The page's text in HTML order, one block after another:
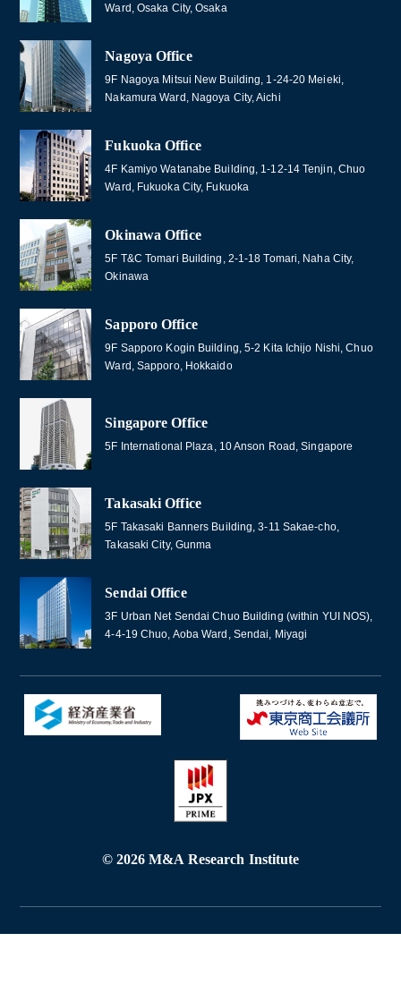
Ward, Osaka City, Osaka
Nagoya Office
9F Nagoya Mitsui New Building, 1-24-20 Meieki,
Nakamura Ward, Nagoya City, Aichi
Fukuoka Office
4F Kamiyo Watanabe Building, 1-12-14 Tenjin, Chuo
Ward, Fukuoka City, Fukuoka
Okinawa Office
5F T&C Tomari Building, 2-1-18 Tomari, Naha City,
Okinawa
Sapporo Office
9F Sapporo Kogin Building, 5-2 Kita Ichijo Nishi, Chuo
Ward, Sapporo, Hokkaido
Singapore Office
5F International Plaza, 10 Anson Road, Singapore
Takasaki Office
5F Takasaki Banners Building, 3-11 Sakae-cho,
Takasaki City, Gunma
Sendai Office
3F Urban Net Sendai Chuo Building (within YUI NOS),
4-4-19 Chuo, Aoba Ward, Sendai, Miyagi
© 2026 M&A Research Institute